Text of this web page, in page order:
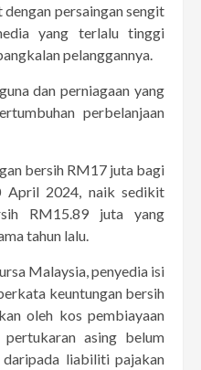
persaingan sengit
yang terlalu tinggi
pelanggannya.
dan perniagaan yang
perbelanjaan
bersih RM17 juta bagi
April 2024, naik sedikit
RM15.89 juta yang
tahun lalu.
Malaysia, penyedia isi
keuntungan bersih
oleh kos pembiayaan
asing belum
liabiliti pajakan